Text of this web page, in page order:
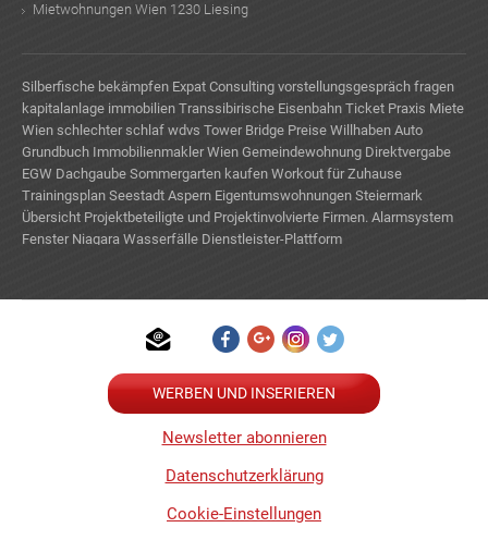
Mietwohnungen Wien 1230 Liesing
Silberfische bekämpfen Expat Consulting vorstellungsgespräch fragen
kapitalanlage immobilien Transsibirische Eisenbahn Ticket Praxis Miete
Wien schlechter schlaf wdvs Tower Bridge Preise Willhaben Auto
Grundbuch Immobilienmakler Wien Gemeindewohnung Direktvergabe
EGW Dachgaube Sommergarten kaufen Workout für Zuhause
Trainingsplan Seestadt Aspern Eigentumswohnungen Steiermark
Übersicht Projektbeteiligte und Projektinvolvierte Firmen. Alarmsystem
Fenster Niagara Wasserfälle Dienstleister-Plattform
WERBEN UND INSERIEREN
Newsletter abonnieren
Datenschutzerklärung
Cookie-Einstellungen